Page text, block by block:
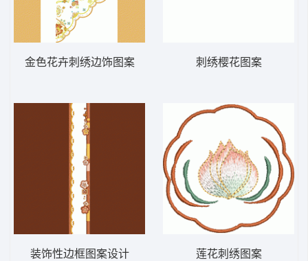
金色花卉刺绣边饰图案
装饰性边框图案设计
刺绣樱花图案
莲花刺绣图案